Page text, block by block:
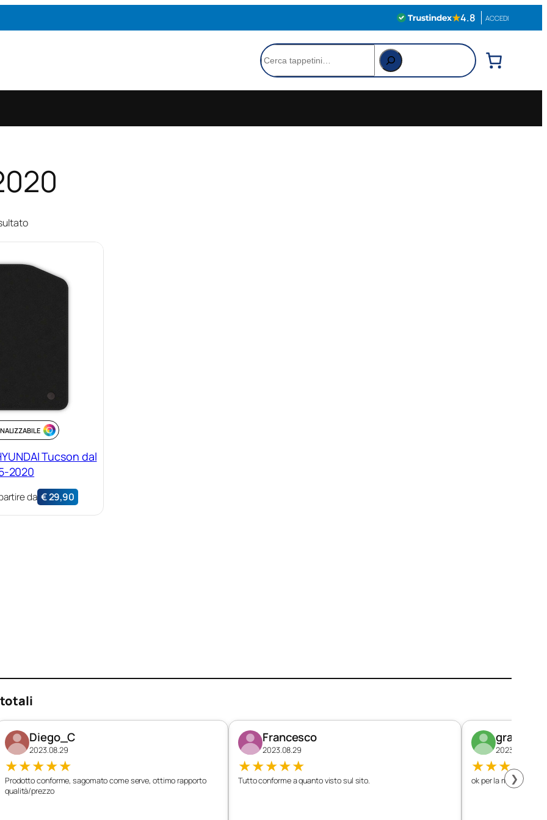
★4.8 ACCEDI
Cerca
Tucson dal
2020
da €29,90
totali
Diego_C
2023.08.29
★★★★★
Prodotto conforme, sagomato come serve, ottimo rapporto
qualità/prezzo
Francesco
2023.08.29
★★★★★
Tutto conforme a quanto visto sul sito.
graziano
2023.08.26
★★★★
ok per la mia vettura
❯